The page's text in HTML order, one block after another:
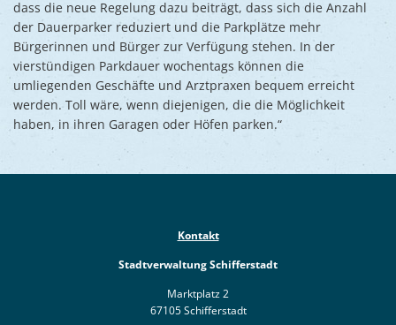
dass die neue Regelung dazu beiträgt, dass sich die Anzahl
der Dauerparker reduziert und die Parkplätze mehr
Bürgerinnen und Bürger zur Verfügung stehen. In der
vierstündigen Parkdauer wochentags können die
umliegenden Geschäfte und Arztpraxen bequem erreicht
werden. Toll wäre, wenn diejenigen, die die Möglichkeit
haben, in ihren Garagen oder Höfen parken.“
Kontakt
Stadtverwaltung Schifferstadt
Marktplatz 2
67105 Schifferstadt